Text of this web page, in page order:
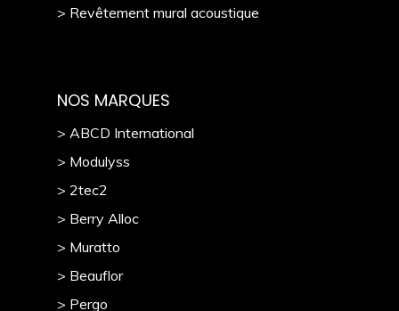
> Revêtement mural acoustique
NOS MARQUES
> ABCD International
> Modulyss
> 2tec2
> Berry Alloc
> Muratto
> Beauflor
> Pergo